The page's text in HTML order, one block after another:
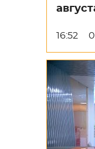
16:52